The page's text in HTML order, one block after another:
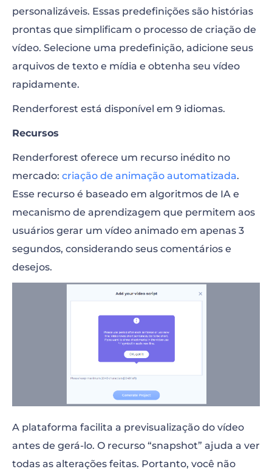
personalizáveis. Essas predefinições são histórias
prontas que simplificam o processo de criação de
vídeo. Selecione uma predefinição, adicione seus
arquivos de texto e mídia e obtenha seu vídeo
rapidamente.
Renderforest está disponível em 9 idiomas.
Recursos
Renderforest oferece um recurso inédito no
mercado: criação de animação automatizada.
Esse recurso é baseado em algoritmos de IA e
mecanismo de aprendizagem que permitem aos
usuários gerar um vídeo animado em apenas 3
segundos, considerando seus comentários e
desejos.
A plataforma facilita a previsualização do vídeo
antes de gerá-lo. O recurso “snapshot” ajuda a ver
todas as alterações feitas. Portanto, você não